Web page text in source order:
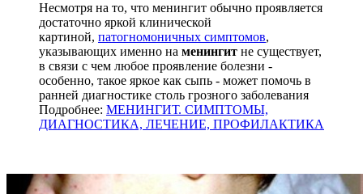
Несмотря на то, что менингит обычно проявляется
достаточно яркой клинической
картиной, патогномоничных симптомов,
указывающих именно на менингит не существует,
в связи с чем любое проявление болезни -
особенно, такое яркое как сыпь - может помочь в
ранней диагностике столь грозного заболевания
Подробнее: МЕНИНГИТ. СИМПТОМЫ,
ДИАГНОСТИКА, ЛЕЧЕНИЕ, ПРОФИЛАКТИКА